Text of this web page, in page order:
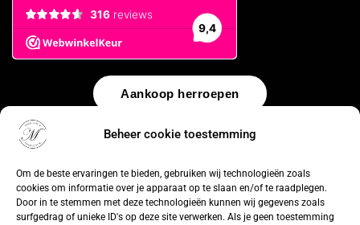
Beheer cookie toestemming
Om de beste ervaringen te bieden, gebruiken wij technologieën zoals
cookies om informatie over je apparaat op te slaan en/of te raadplegen.
Door in te stemmen met deze technologieën kunnen wij gegevens zoals
surfgedrag of unieke ID's op deze site verwerken. Als je geen toestemming
Aankoop herroepen
© 2026 by WebUnlimited–Algemene voorwaarden